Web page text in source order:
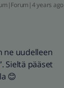
years ago
ne uudelleen
Sieltä pääset
😊